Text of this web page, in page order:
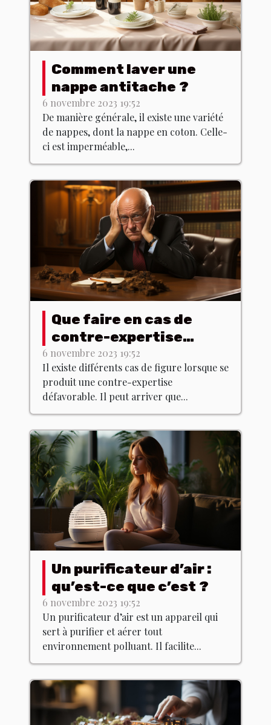
Comment laver une
nappe antitache ?
6 novembre 2023 19:52
De manière générale, il existe une variété
de nappes, dont la nappe en coton. Celle-
ci est imperméable,...
Que faire en cas de
contre-expertise
défavorable ?
6 novembre 2023 19:52
Il existe différents cas de figure lorsque se
produit une contre-expertise
défavorable. Il peut arriver que...
Un purificateur d’air :
qu’est-ce que c’est ?
6 novembre 2023 19:52
Un purificateur d’air est un appareil qui
sert à purifier et aérer tout
environnement polluant. Il facilite...